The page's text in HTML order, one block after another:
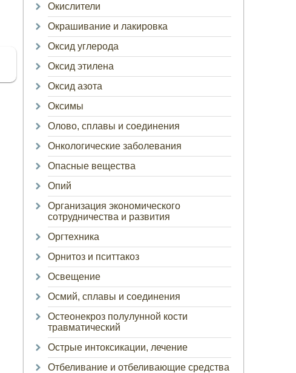
Окислители
Окрашивание и лакировка
Оксид углерода
Оксид этилена
Оксид азота
Оксимы
Олово, сплавы и соединения
Онкологические заболевания
Опасные вещества
Опий
Организация экономического
сотрудничества и развития
Оргтехника
Орнитоз и пситтакоз
Освещение
Осмий, сплавы и соединения
Остеонекроз полулунной кости
травматический
Острые интоксикации, лечение
Отбеливание и отбеливающие средства